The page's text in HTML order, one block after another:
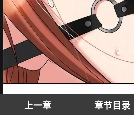
上一章 章节目录